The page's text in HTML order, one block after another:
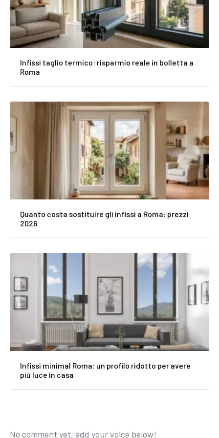
Infissi taglio termico: risparmio reale in bolletta a
Roma
Quanto costa sostituire gli infissi a Roma: prezzi
2026
Infissi minimal Roma: un profilo ridotto per avere
più luce in casa
No comment yet, add your voice below!